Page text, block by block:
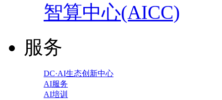
智算中心(AICC)
服务
DC·AI生态创新中心
AI服务
AI培训